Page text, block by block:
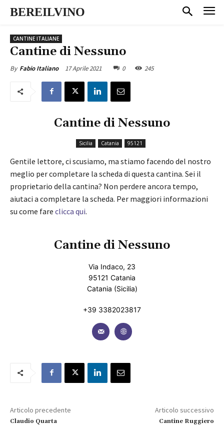
BEREILVINO
CANTINE ITALIANE
Cantine di Nessuno
By Fabio Italiano 17 Aprile 2021 0 245
Cantine di Nessuno
Sicilia Catania 95121
Gentile lettore, ci scusiamo, ma stiamo facendo del nostro
meglio per completare la scheda di questa cantina. Sei il
proprietario della cantina? Non perdere ancora tempo,
aiutaci a completare la scheda. Per maggiori informazioni
su come fare clicca qui.
Cantine di Nessuno
Via Indaco, 23
95121 Catania
Catania (Sicilia)
+39 3382023817
Articolo precedente
Claudio Quarta
Articolo successivo
Cantine Ruggiero